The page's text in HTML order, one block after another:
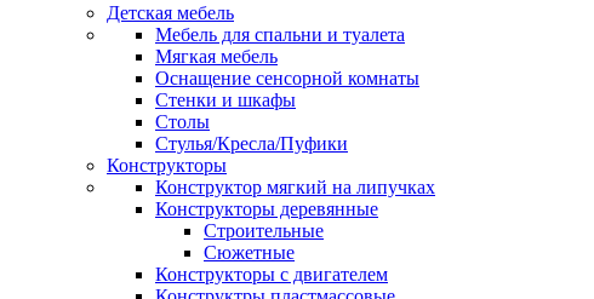
Детская мебель
Мебель для спальни и туалета
Мягкая мебель
Оснащение сенсорной комнаты
Стенки и шкафы
Столы
Стулья/Кресла/Пуфики
Конструкторы
Конструктор мягкий на липучках
Конструкторы деревянные
Строительные
Сюжетные
Конструкторы с двигателем